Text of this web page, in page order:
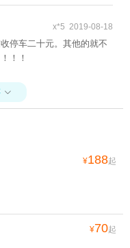
x*5 2019-08-18
停车二十元。其他的就不
！！

¥188起
¥70起